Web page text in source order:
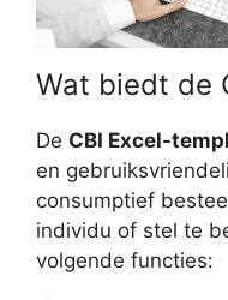
Wat biedt de
De CBI Excel-
en
consumptief
individu of stel te
volgende functies: